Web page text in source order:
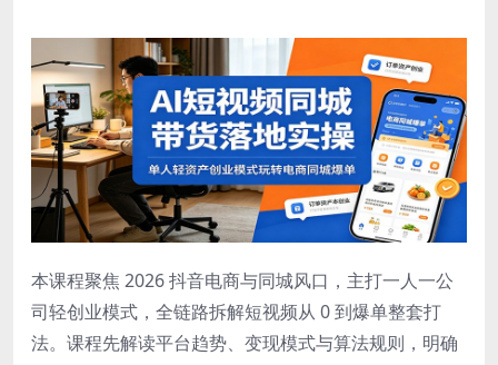
本课程聚焦 2026 抖音电商与同城风口，主打一人一公
司轻创业模式，全链路拆解短视频从 0 到爆单整套打
法。课程先解读平台趋势、变现模式与算法规则，明确